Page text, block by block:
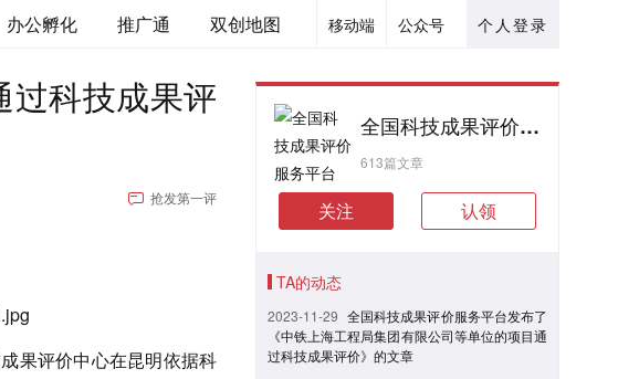
个人登录
公众号
移动端
办公孵化 推广通 双创地图
过科技成果评
抢发第一评
评价中心在昆明依据科
全国科技成果评价服务平台
613篇文章
关注 认领
TA的动态
2023-11-29 全国科技成果评价服务平台发布了
《中铁上海工程局集团有限公司等单位的项目通
过科技成果评价》的文章